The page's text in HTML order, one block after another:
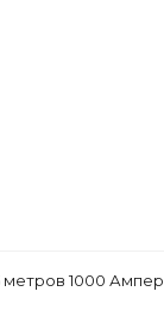
метров 1000 Ампер